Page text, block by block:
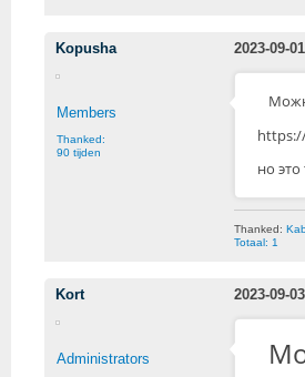
Kopusha 2023-09-
Members
Thanked:
90 tijden
но
Thanked:
Totaal: 1
Kort 2023-09-
Administrators